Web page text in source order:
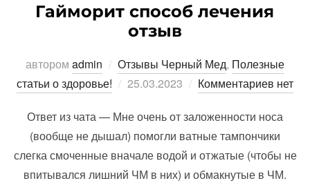
Гайморит способ лечения
отзыв
автором admin Отзывы Черный Мед, Полезные
статьи о здоровье!
Опубликовано
25.03.2023 Комментариев нет
Ответ из чата — Мне очень от заложенности носа
(вообще не дышал) помогли ватные тампончики
слегка смоченные вначале водой и отжатые (чтобы не
впитывался лишний ЧМ в них) и обмакнутые в ЧМ.